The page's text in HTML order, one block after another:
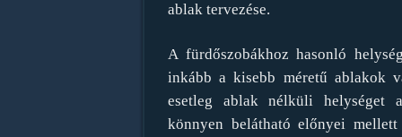
ablak tervezése.
A fürdőszobákhoz hasonló
inkább a kisebb méretű ablakok
esetleg ablak nélküli helységet
könnyen belátható előnyei mellett